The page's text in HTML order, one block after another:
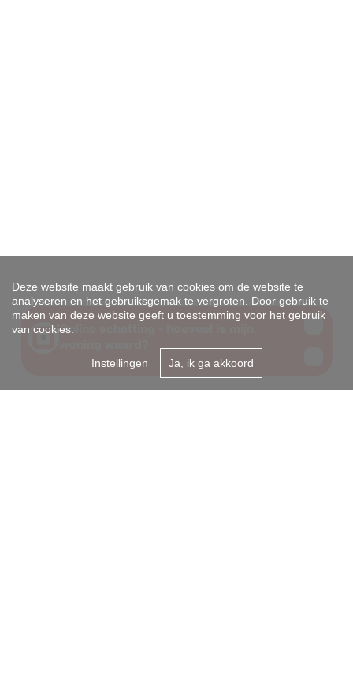
Deze website maakt gebruik van cookies om de website te
analyseren en het gebruiksgemak te vergroten. Door gebruik te
maken van deze website geeft u toestemming voor het gebruik
van cookies.
Instellingen Ja, ik ga akkoord